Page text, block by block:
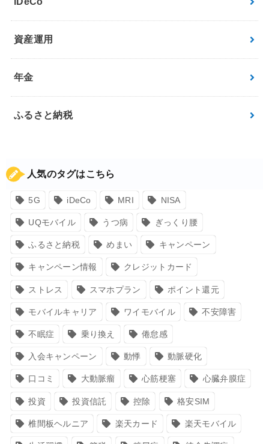
資産運用
年金
ふるさと納税
人気のタグはこちら
5G iDeCo MRI NISA
UQモバイル うつ病 ぎっくり腰
ふるさと納税 めまい キャンペーン
キャンペーン情報 クレジットカード
ストレス スマホプラン ポイント還元
モバイルキャリア ワイモバイル 不安障害
不眠症 乗り換え 倦怠感
入会キャンペーン 動悸 動脈硬化
口コミ 大動脈瘤 心筋梗塞 心臓弁膜症
投資 投資信託 控除 格安SIM
椎間板ヘルニア 楽天カード 楽天モバイル